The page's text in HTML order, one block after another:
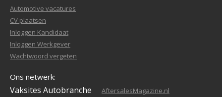
Automotive vacatures
CV plaatsen
Inloggen Kandidaat
Inloggen Werkgever
Wachtwoord vergeten
Ons netwerk:
Vaksites Autobranche
AftersalesMagazine.nl